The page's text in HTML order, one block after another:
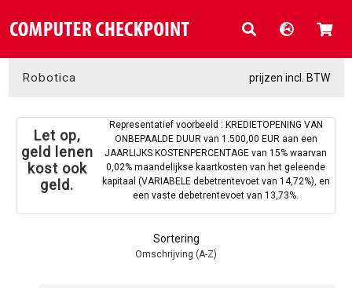
Robotica prijzen incl. BTW
Let op,
geld lenen
kost ook
geld.
Representatief voorbeeld : KREDIETOPENING VAN
ONBEPAALDE DUUR van 1.500,00 EUR aan een
JAARLIJKS KOSTENPERCENTAGE van 15% waarvan
0,02% maandelijkse kaartkosten van het geleende
kapitaal (VARIABELE debetrentevoet van 14,72%), en
een vaste debetrentevoet van 13,73%.
Sortering
Omschrijving (A-Z)